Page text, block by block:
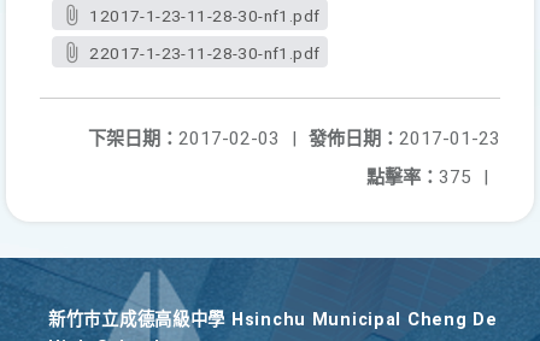
12017-1-23-11-28-30-nf1.pdf
22017-1-23-11-28-30-nf1.pdf
發佈日期： 2017-01-23
下架日期： 2017-02-03
|
點擊率： 375 |
新竹巿立成德高級中學 Hsinchu Municipal Cheng De